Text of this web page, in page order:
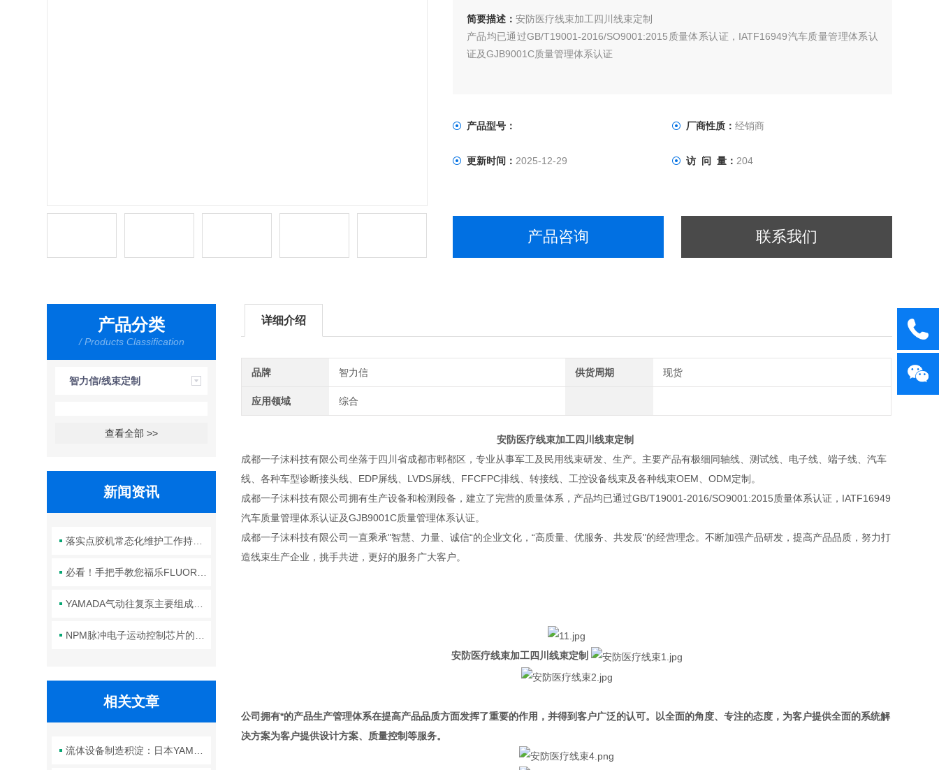
简要描述： 安防医疗线束加工四川线束定制
产品均已通过GB/T19001-2016/SO9001:2015质量体系认证，IATF16949汽车质量管理体系认
证及GJB9001C质量管理体系认证
产品型号： 厂商性质：经销商
更新时间： 2025-12-29 访 问 量： 204
产品咨询 联系我们
产品分类
/ Products Classification
智力信/线束定制
查看全部 >>
新闻资讯
相关文章
详细介绍
品牌 智力信 供货周期 现货
应用领域 综合
安防医疗线束加工四川线束定制
成都一子沫科技有限公司坐落于四川省成都市郫都区，专业从事军工及民用线束研发、生产。主要产品有极细同轴线、测试线、电子线、端子线、汽车
线、各种车型诊断接头线、EDP屏线、LVDS屏线、FFCFPC排线、转接线、工控设备线束及各种线束OEM、ODM定制。
成都一子沫科技有限公司拥有生产设备和检测段备，建立了完营的质量体系，产品均已通过GB/T19001-2016/SO9001:2015质量体系认证，IATF16949
汽车质量管理体系认证及GJB9001C质量管理体系认证。
成都一子沫科技有限公司一直乘承"智慧、力量、诚信“的企业文化，“高质量、优服务、共发辰"的经营理念。不断加强产品研发，提高产品品质，努力打
造线束生产企业，挑手共进，更好的服务广大客户。
安防医疗线束加工四川线束定制
公司拥有*的产品生产管理体系在提高产品品质方面发挥了重要的作用，并得到客户广泛的认可。以全面的角度、专注的态度，为客户提供全面的系统解
决方案为客户提供设计方案、质量控制等服务。